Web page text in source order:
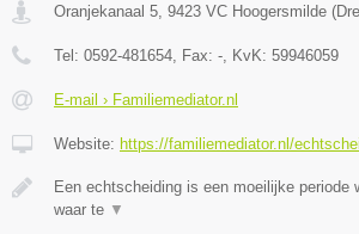
Oranjekanaal 5 9423 VC Hoogersmilde (
Tel: 0592-481654 , Fax: - , KvK: 59946059
E-mail › Familiemediator.nl
Website: https://familiemediator.nl/
Een echtscheiding is een moeilijke periode
waar te ▼